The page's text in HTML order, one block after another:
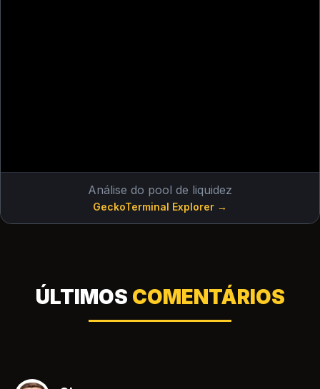
Análise do pool de liquidez
GeckoTerminal Explorer →
ÚLTIMOS COMENTÁRIOS